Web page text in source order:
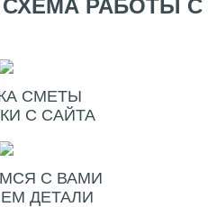
РАБОТЫ
СМЕТЫ
С САЙТА
С ВАМИ
ДЕТАЛИ